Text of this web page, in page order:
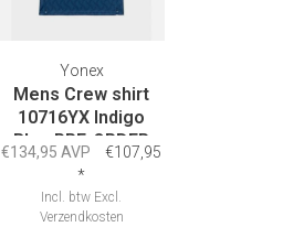
Yonex
Mens Crew shirt
10716YX Indigo
Blue PRE-ORDER
€134,95 AVP
€107,95
*
Incl. btw Excl.
Verzendkosten